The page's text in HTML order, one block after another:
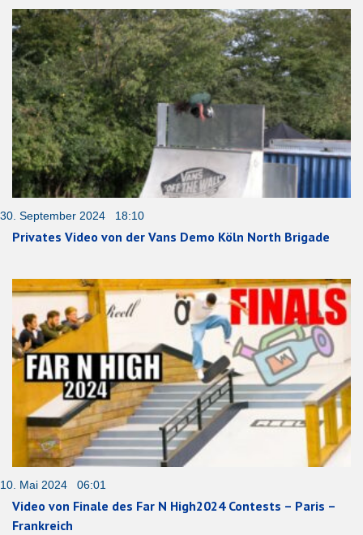
30. September 2024 18:10
Privates Video von der Vans Demo Köln North Brigade
10. Mai 2024 06:01
Video von Finale des Far N High2024 Contests – Paris –
Frankreich